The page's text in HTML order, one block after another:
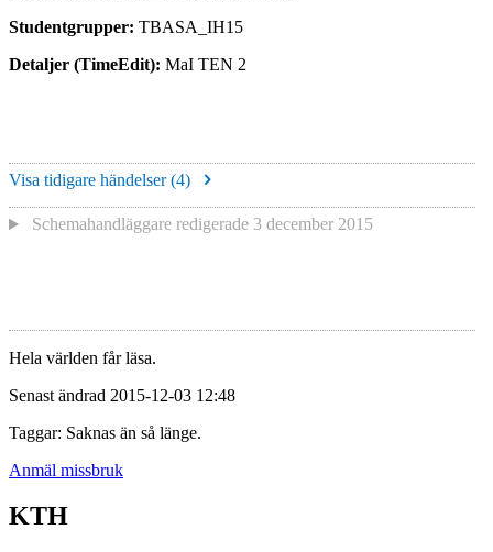
Studentgrupper: TBASA_IH15
Detaljer (TimeEdit): MaI TEN 2
Visa tidigare händelser (4)
Schemahandläggare redigerade 3 december 2015
Hela världen får läsa.
Senast ändrad 2015-12-03 12:48
Taggar: Saknas än så länge.
Anmäl missbruk
KTH